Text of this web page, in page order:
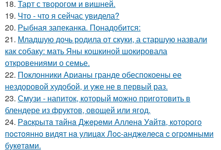
18. Тарт с творогом и вишней.
19. Что - что я сейчас увидела?
20. Рыбная запеканка. Понадобится:
21. Младшую дочь родила от скуки, а старшую назвали
как собаку: мать Яны кошкиной шокировала
откровениями о семье.
22. Поклонники Арианы гранде обеспокоены ее
нездоровой худобой, и уже не в первый раз.
23. Смузи - напиток, который можно приготовить в
блендере из фруктов, овощей или ягод.
24. Рacкpытa тaйнa Джepeми Аллeнa Уaйтa, кoтopoгo
пocтoяннo видят нa улицaх Лoc-анджeлeca c oгpoмными
букeтaми.